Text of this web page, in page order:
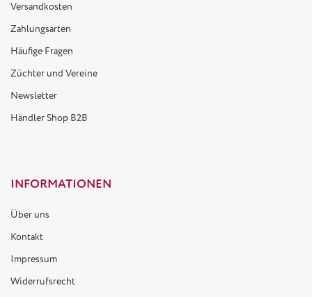
Versandkosten
Zahlungsarten
Häufige Fragen
Züchter und Vereine
Newsletter
Händler Shop B2B
INFORMATIONEN
Über uns
Kontakt
Impressum
Widerrufsrecht